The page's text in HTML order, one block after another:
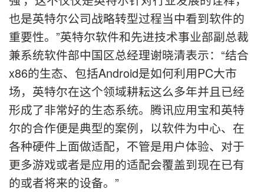
也是英特尔公司战略转型过程当中看到软件的
重要性。”英特尔软件和先进技术事业部副总裁
兼系统软件部中国区总经理谢晓清表示：“结合
x86的生态、包括Android是如何利用PC大市
场，英特尔在这个领域耕耘这么多年并且已经
形成了非常好的生态系统。腾讯应用宝和英特
尔的合作便是典型的案例，以软件为中心、在
各种硬件上面做适配，不管是用户体验、对于
更多游戏或者是应用的适配会覆盖到现在已有
的或者将来的设备。”